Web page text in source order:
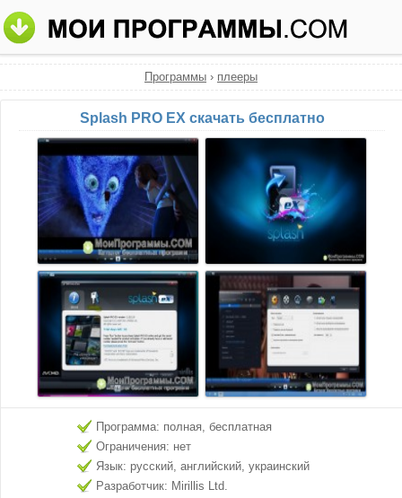
Программы › плееры
Splash PRO EX скачать бесплатно
Программа: полная, бесплатная
Ограничения: нет
Язык: русский, английский, украинский
Разработчик: Mirillis Ltd.